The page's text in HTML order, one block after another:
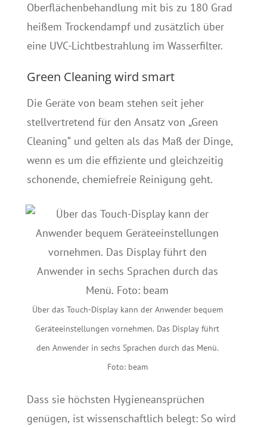
Oberflächenbehandlung mit bis zu 180 Grad
heißem Trockendampf und zusätzlich über
eine UVC-Lichtbestrahlung im Wasserfilter.
Green Cleaning wird smart
Die Geräte von beam stehen seit jeher
stellvertretend für den Ansatz von „Green
Cleaning“ und gelten als das Maß der Dinge,
wenn es um die effiziente und gleichzeitig
schonende, chemiefreie Reinigung geht.
Über das Touch-Display kann der Anwender bequem
Geräteeinstellungen vornehmen. Das Display führt
den Anwender in sechs Sprachen durch das Menü.
Foto: beam
Dass sie höchsten Hygieneansprüchen
genügen, ist wissenschaftlich belegt: So wird